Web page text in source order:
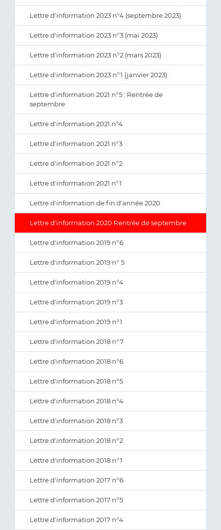
Lettre d'information 2023 n°4 (septembre 2023)
Lettre d'information 2023 n°3 (mai 2023)
Lettre d'information 2023 n°2 (mars 2023)
Lettre d'information 2023 n°1 (janvier 2023)
Lettre d'information 2021 n°5 : Rentrée de
septembre
Lettre d'information 2021 n°4
Lettre d'information 2021 n°3
Lettre d'information 2021 n°2
Lettre d'information 2021 n°1
Lettre d'information de fin d'année 2020
Lettre d'information 2020 Rentrée de septembre
Lettre d'information 2019 n°6
Lettre d'information 2019 n° 5
Lettre d'information 2019 n°4
Lettre d'information 2019 n°3
Lettre d'information 2019 n°1
Lettre d'information 2018 n°7
Lettre d'information 2018 n°6
Lettre d'information 2018 n°5
Lettre d'information 2018 n°4
Lettre d'information 2018 n°3
Lettre d'information 2018 n°2
Lettre d'information 2018 n°1
Lettre d'information 2017 n°6
Lettre d'information 2017 n°5
Lettre d'information 2017 n°4